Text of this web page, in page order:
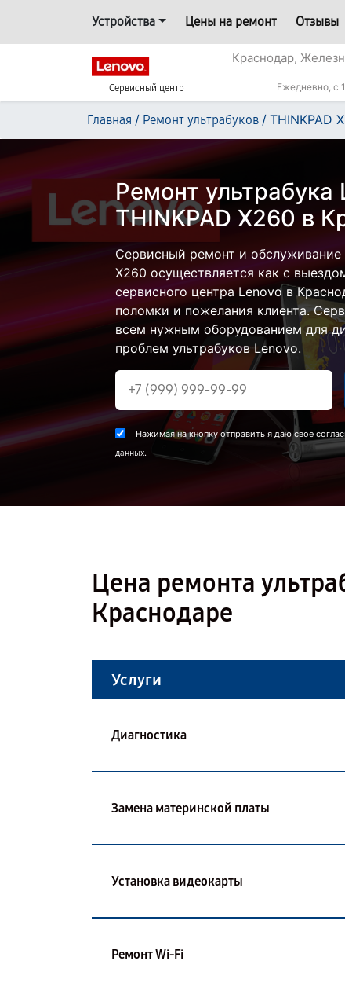
Устройства Цены на ремонт Отзывы
Сервисный центр
Краснодар,
Ежедневно, с
Главная / Ремонт ультрабуков / THINKPAD
Ремонт ультрабука
THINKPAD X260 в
Сервисный ремонт и обслуживание
X260 осуществляется как с
сервисного центра Lenovo в
поломки и пожелания клиента.
всем нужным оборудованием для
проблем ультрабуков Lenovo.
Нажимая на кнопку отправить я даю свое
данных.
Цена ремонта
Краснодаре
Услуги
Диагностика
Замена материнской платы
Установка видеокарты
Ремонт Wi-Fi